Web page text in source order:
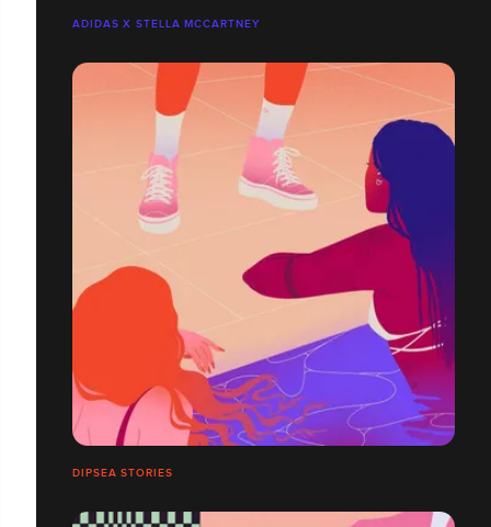
ADIDAS X STELLA MCCARTNEY
DIPSEA STORIES